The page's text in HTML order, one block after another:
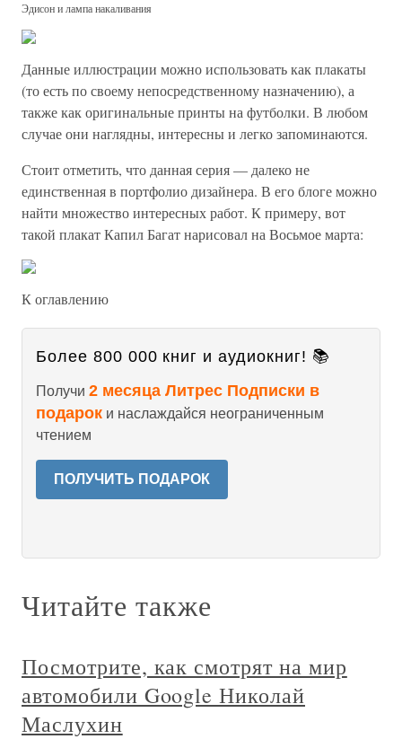
Эдисон и лампа накаливания
Данные иллюстрации можно использовать как плакаты
(то есть по своему непосредственному назначению), а
также как оригинальные принты на футболки. В любом
случае они наглядны, интересны и легко запоминаются.
Стоит отметить, что данная серия — далеко не
единственная в портфолио дизайнера. В его блоге можно
найти множество интересных работ. К примеру, вот
такой плакат Капил Багат нарисовал на Восьмое марта:
К оглавлению
Более 800 000 книг и аудиокниг! 📚
Получи 2 месяца Литрес Подписки в
подарок и наслаждайся неограниченным
чтением
ПОЛУЧИТЬ ПОДАРОК
Читайте также
Посмотрите, как смотрят на мир
автомобили Google Николай
Маслухин